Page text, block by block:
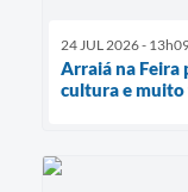
24 JUL 2026 -
Arraiá na Feira
cultura e muito